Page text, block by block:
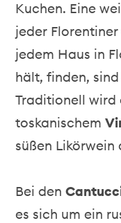
Kuchen. Eine
jeder
jedem Haus in
hält, finden,
Traditionell wird
toskanischem
süßen Likörwein
Bei den
es sich um ein